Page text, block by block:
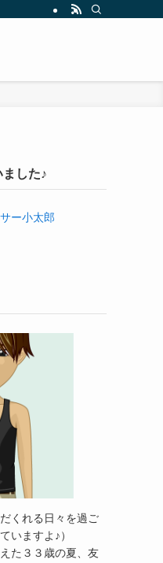
した♪
ー小太郎
くれる日々を過ご
いますよ♪）
た３３歳の夏、友